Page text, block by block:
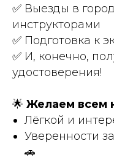
✅ Выезды в
инструкторами
✅ Подготовка к
✅ И, конечно,
удостоверения!
🌟 Желаем всем
Лёгкой и
Уверенности
🚗